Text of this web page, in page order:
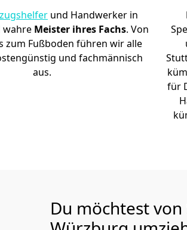
und Handwerker in
wahre Meister ihres Fachs. Von
zum Fußboden führen wir alle
und fachmännisch
aus.
für
Du möchtest